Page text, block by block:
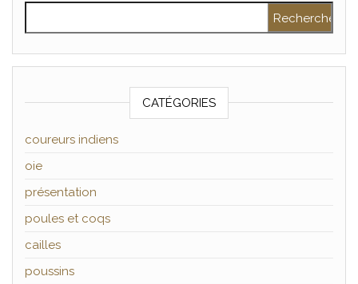
CATÉGORIES
coureurs indiens
oie
présentation
poules et coqs
cailles
poussins